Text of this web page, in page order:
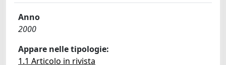
Anno
2000
Appare nelle tipologie:
1.1 Articolo in rivista